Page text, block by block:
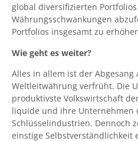
global diversifizierten
Währungsschwankungen
Portfolios insgesamt zu
Wie geht es weiter?
Alles in allem ist der Abgesang
Weltleitwährung verfrüht. Die
produktivste Volkswirtschaft
liquide und ihre Unternehmen
Schlüsselindustrien. Dennoch
einstige Selbstverständlichkeit